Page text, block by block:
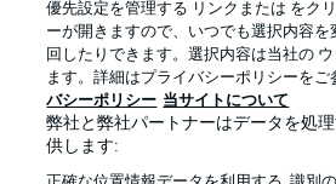
利用条件 放送
求人 選手
当サイトについて
優先設定を管理する リンクまたは をク
ーが開きますので、いつでも選択内容
回したりできます。選択内容は当社の
ます。詳細はプライバシーポリシーをご
バシーポリシー 当サイトについて
弊社と弊社パートナーはデータを処
供します: